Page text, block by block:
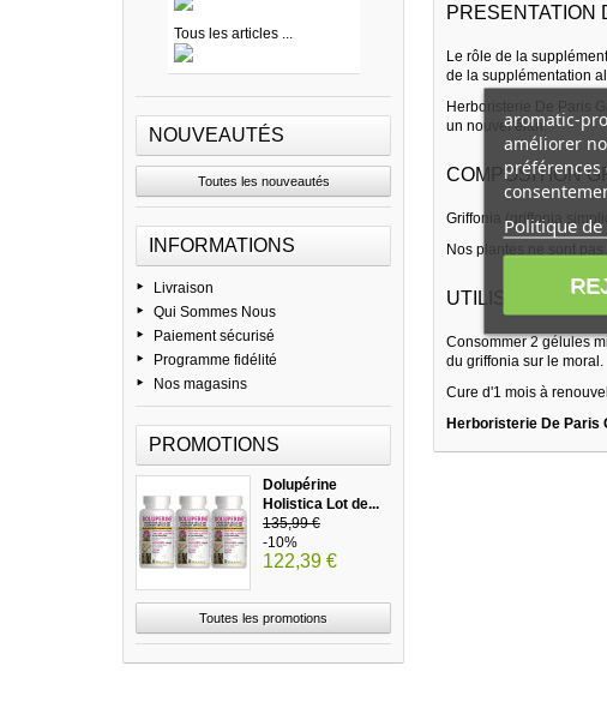
Tous les articles ...
NOUVEAUTÉS
Toutes les nouveautés
INFORMATIONS
Livraison
Qui Sommes Nous
Paiement sécurisé
Programme fidélité
Nos magasins
PROMOTIONS
Dolupérine
Holistica Lot de...
135,99 €
-10%
122,39 €
Toutes les promotions
PRESENTATION
Le rôle de la
de la supplémentation
Herboristerie De Paris
un nouvel élan.
COMPOSITION
Griffonia (griffonia
Nos plantes ne sont pas
UTILISATIONS :
Consommer 2 gélules
du griffonia sur le moral.
Cure d'1 mois à
Herboristerie De Paris
aromatic-
améliorer
Politique de